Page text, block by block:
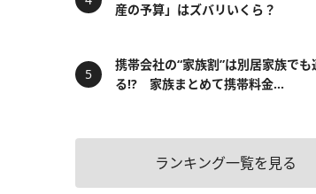
産の予算」はズバリいくら？
携帯会社の“家族割”は別居家族でも
る!? 家族まとめて携帯料金...
ランキング一覧を見る